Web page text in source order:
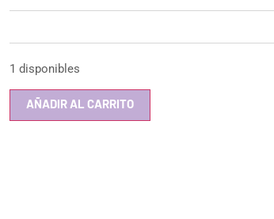
1 disponibles
AÑADIR AL CARRITO